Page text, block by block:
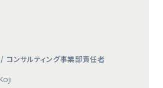
ンサルティング事業部責任者